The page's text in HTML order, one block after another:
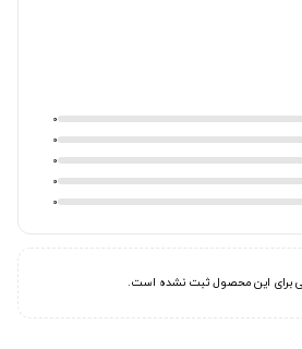
0
0
0
0
0
برای این محصول ثبت نشده است.